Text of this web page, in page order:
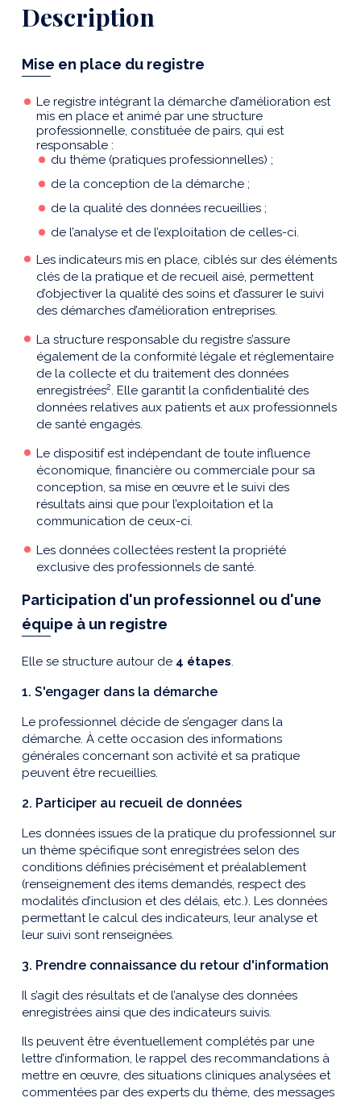
Description
Mise en place du registre
Le registre intégrant la démarche d’amélioration est
mis en place et animé par une structure
professionnelle, constituée de pairs, qui est
responsable :
du thème (pratiques professionnelles) ;
de la conception de la démarche ;
de la qualité des données recueillies ;
de l’analyse et de l’exploitation de celles-ci.
Les indicateurs mis en place, ciblés sur des éléments
clés de la pratique et de recueil aisé, permettent
d’objectiver la qualité des soins et d’assurer le suivi
des démarches d’amélioration entreprises.
La structure responsable du registre s’assure
également de la conformité légale et réglementaire
de la collecte et du traitement des données
enregistrées2. Elle garantit la confidentialité des
données relatives aux patients et aux professionnels
de santé engagés.
Le dispositif est indépendant de toute influence
économique, financière ou commerciale pour sa
conception, sa mise en œuvre et le suivi des
résultats ainsi que pour l’exploitation et la
communication de ceux-ci.
Les données collectées restent la propriété
exclusive des professionnels de santé.
Participation d'un professionnel ou d'une
équipe à un registre
Elle se structure autour de 4 étapes.
1. S'engager dans la démarche
Le professionnel décide de s’engager dans la
démarche. À cette occasion des informations
générales concernant son activité et sa pratique
peuvent être recueillies.
2. Participer au recueil de données
Les données issues de la pratique du professionnel sur
un thème spécifique sont enregistrées selon des
conditions définies précisément et préalablement
(renseignement des items demandés, respect des
modalités d’inclusion et des délais, etc.). Les données
permettant le calcul des indicateurs, leur analyse et
leur suivi sont renseignées.
3. Prendre connaissance du retour d'information
Il s’agit des résultats et de l’analyse des données
enregistrées ainsi que des indicateurs suivis.
Ils peuvent être éventuellement complétés par une
lettre d’information, le rappel des recommandations à
mettre en œuvre, des situations cliniques analysées et
commentées par des experts du thème, des messages